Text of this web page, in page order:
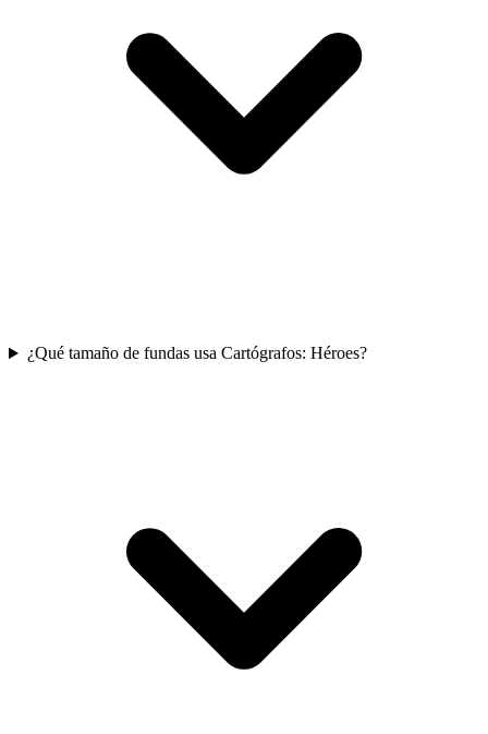
¿Qué tamaño de fundas usa Cartógrafos: Héroes?